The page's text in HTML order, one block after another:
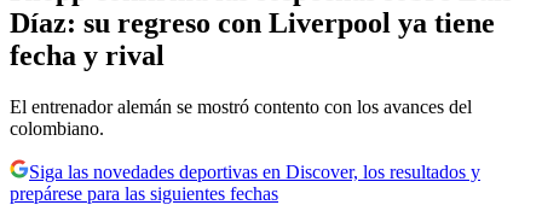
Díaz: su regreso con Liverpool ya tiene
fecha y rival
El entrenador alemán se mostró contento con los avances del
colombiano.
Siga las novedades deportivas en Discover, los resultados y
prepárese para las siguientes fechas